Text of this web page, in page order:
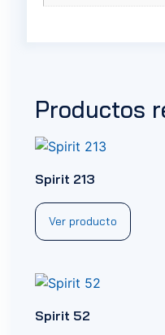
Productos
Spirit 213
Ver producto
Spirit 52